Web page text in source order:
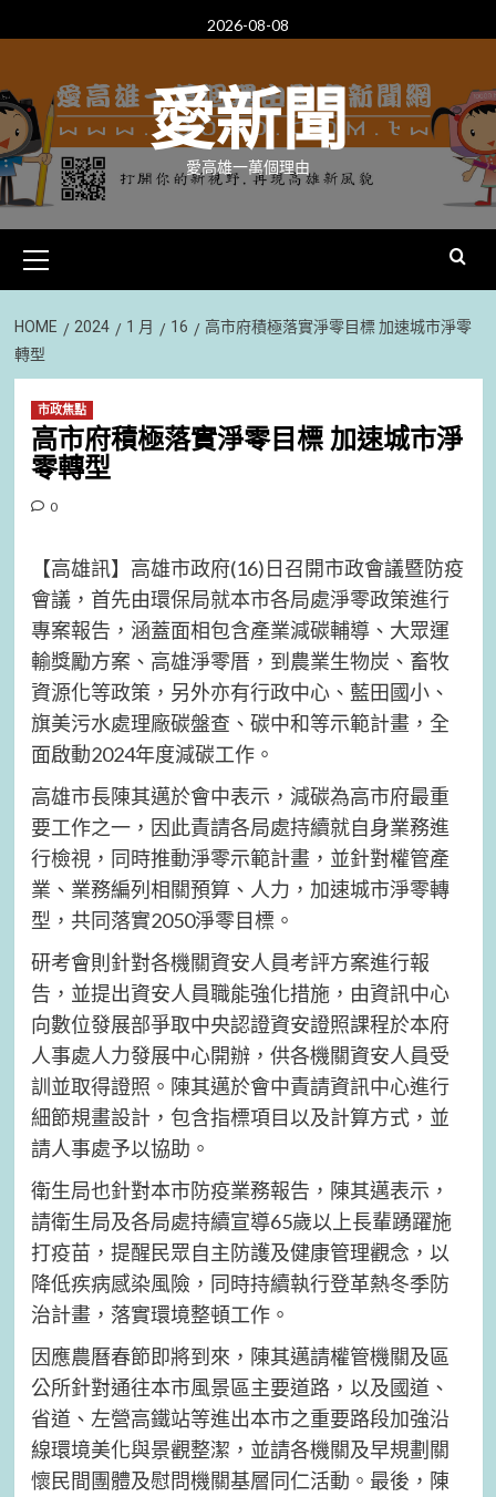
to
2026-08-08
愛新聞
愛高雄一萬個理由
Menu
HOME 2024 1 月 16
高市府積極落實淨零目標 加速城市淨零
轉型
市政焦點
高市府積極落實淨零目標 加速城市淨
零轉型
0
【高雄訊】高雄市政府(16)日召開市政會議暨防疫
會議，首先由環保局就本市各局處淨零政策進行
專案報告，涵蓋面相包含產業減碳輔導、大眾運
輸獎勵方案、高雄淨零厝，到農業生物炭、畜牧
資源化等政策，另外亦有行政中心、藍田國小、
旗美污水處理廠碳盤查、碳中和等示範計畫，全
面啟動2024年度減碳工作。
高雄市長陳其邁於會中表示，減碳為高市府最重
要工作之一，因此責請各局處持續就自身業務進
行檢視，同時推動淨零示範計畫，並針對權管產
業、業務編列相關預算、人力，加速城市淨零轉
型，共同落實2050淨零目標。
研考會則針對各機關資安人員考評方案進行報
告，並提出資安人員職能強化措施，由資訊中心
向數位發展部爭取中央認證資安證照課程於本府
人事處人力發展中心開辦，供各機關資安人員受
訓並取得證照。陳其邁於會中責請資訊中心進行
細節規畫設計，包含指標項目以及計算方式，並
請人事處予以協助。
衛生局也針對本市防疫業務報告，陳其邁表示，
請衛生局及各局處持續宣導65歲以上長輩踴躍施
打疫苗，提醒民眾自主防護及健康管理觀念，以
降低疾病感染風險，同時持續執行登革熱冬季防
治計畫，落實環境整頓工作。
因應農曆春節即將到來，陳其邁請權管機關及區
公所針對通往本市風景區主要道路，以及國道、
省道、左營高鐵站等進出本市之重要路段加強沿
線環境美化與景觀整潔，並請各機關及早規劃關
懷民間團體及慰問機關基層同仁活動。最後，陳